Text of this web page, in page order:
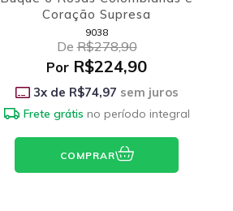
Coração Supresa
9038
De R$278,90
Por R$224,90
3x de R$74,97 sem juros
Frete grátis no período integral
COMPRAR